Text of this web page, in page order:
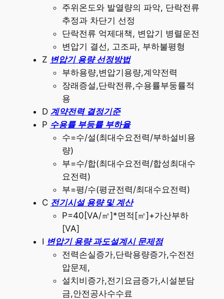
주위온도와 발열량의 파악, 단락전류
추정과 차단기 선정
단락전류 억제대책, 변압기 병렬운전
변압기 결선, 고조파, 부하불평형
Z 변압기 용량 선정방법
부하용량,변압기용량,계약전력
장래증설,단락전류,수용률부둥률적
용
D 계약전력 결정기준
P 수용률 부등률 부하율
수=수/설(최대수요전력/부하설비용
량)
부=수/합(최대수요전력/합성최대수
요전력)
부=평/수(평균전력/최대수요전력)
C 전기시설 용량 및 계산
P=40[VA/㎡]*면적[㎡]+가산부하
[VA]
I 변압기 용량 과도설계시 문제점
전력손실증가,단락용량증가,수전전
압문제,
설치비증가,전기요금증가,시설분담
금,안전공사수수료